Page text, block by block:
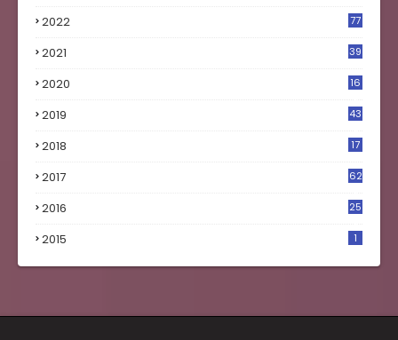
2022 77
2021 39
2020
16
2019
43
2018
17
2017
62
2016
25
2015 1